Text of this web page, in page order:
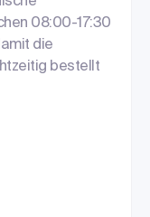
08:00-17:30
die
bestellt